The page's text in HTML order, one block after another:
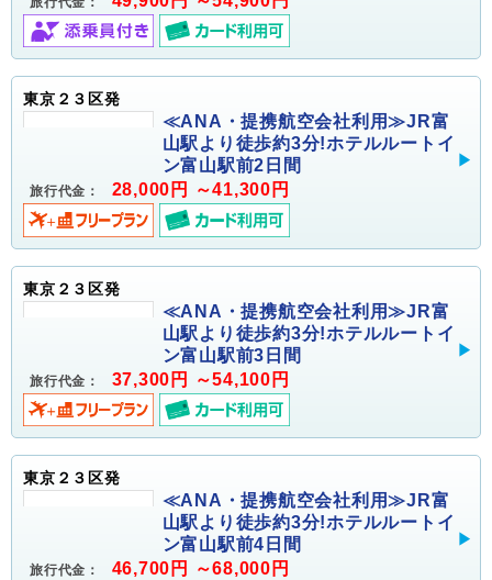
東京２３区発
≪ANA・提携航空会社利用≫JR富
山駅より徒歩約3分!ホテルルートイ
ン富山駅前2日間
旅行代金： 28,000円 ～41,300円
東京２３区発
≪ANA・提携航空会社利用≫JR富
山駅より徒歩約3分!ホテルルートイ
ン富山駅前3日間
旅行代金： 37,300円 ～54,100円
東京２３区発
≪ANA・提携航空会社利用≫JR富
山駅より徒歩約3分!ホテルルートイ
ン富山駅前4日間
旅行代金： 46,700円 ～68,000円